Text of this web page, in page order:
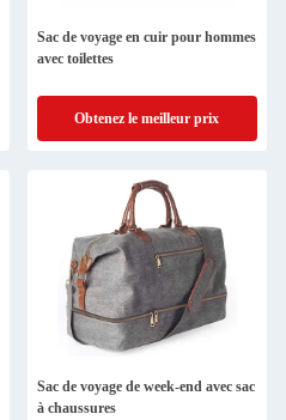
Sac de voyage en cuir pour hommes
avec toilettes
Obtenez le meilleur prix
Sac de voyage de week-end avec sac
à chaussures